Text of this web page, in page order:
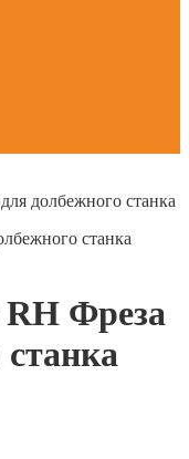
долбежного станка
станка
RH Фреза